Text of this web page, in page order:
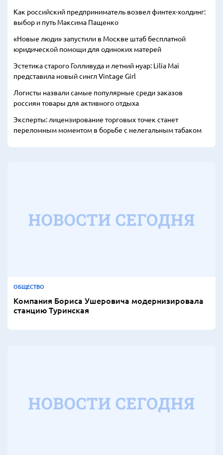
Как российский предприниматель возвел финтех-холдинг:
выбор и путь Максима Пащенко
«Новые люди» запустили в Москве штаб бесплатной
юридической помощи для одиноких матерей
Эстетика старого Голливуда и летний нуар: Lilia Mai
представила новый сингл Vintage Girl
Логисты назвали самые популярные среди заказов
россиян товары для активного отдыха
Эксперты: лицензирование торговых точек станет
переломным моментом в борьбе с нелегальным табаком
ОБЩЕСТВО
Компания Бориса Ушеровича модернизировала
станцию Туринская